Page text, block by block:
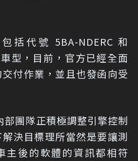
括代號 5BA-NDERC 和
型，目前，官方已經全面
付作業，並且也發函向受
部團隊正積極調整引擎控制
決目標理所當然是要讓測
主後的軟體的資訊都相符